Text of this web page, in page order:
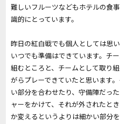
難しいフルーツなどもホテルの食
識的にとっています。
昨日の紅白戦でも個人としては思
いつでも準備はできています。チ
組むところと、チームとして取り
がらプレーできていたと思います
い部分を合わせたり、守備陣だっ
ャーをかけて、それが外されたと
か変えるというよりは細かい部分